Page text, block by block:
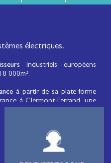
électriques.
industriels européens
000m².
à partir de sa plate-forme
à Clermont-Ferrand, une
, de matériel
aux professionnels de